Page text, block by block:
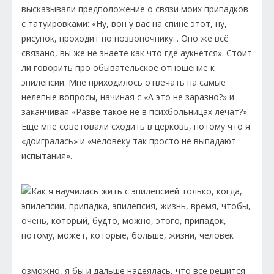
высказывали предположение о связи моих припадков
с татуировками: «Ну, вон у вас на спине этот, ну,
рисунок, проходит по позвоночнику... Оно же всё
связано, вы же не знаете как что где аукнется». Стоит
ли говорить про обывательское отношение к
эпилепсии. Мне приходилось отвечать на самые
нелепые вопросы, начиная с «А это не заразно?» и
заканчивая «Разве такое не в психбольницах лечат?».
Еще мне советовали сходить в церковь, потому что я
«доигралась» и «человеку так просто не выпадают
испытания».
озможно, я бы и дальше надеялась, что всё решится